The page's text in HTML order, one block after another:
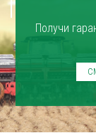
Получи